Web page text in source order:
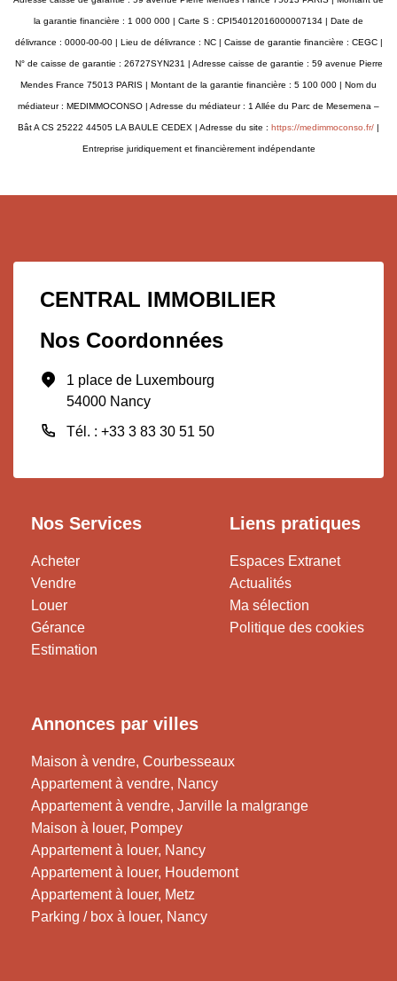
la garantie financière : 1 000 000 | Carte S : CPI54012016000007134 | Date de
délivrance : 0000-00-00 | Lieu de délivrance : NC | Caisse de garantie financière : CEGC |
N° de caisse de garantie : 26727SYN231 | Adresse caisse de garantie : 59 avenue Pierre
Mendes France 75013 PARIS | Montant de la garantie financière : 5 100 000 | Nom du
médiateur : MEDIMMOCONSO | Adresse du médiateur : 1 Allée du Parc de Mesemena –
Bât A CS 25222 44505 LA BAULE CEDEX | Adresse du site : https://medimmoconso.fr/ |
Entreprise juridiquement et financièrement indépendante
CENTRAL IMMOBILIER
Nos Coordonnées
1 place de Luxembourg
54000 Nancy
Tél. : +33 3 83 30 51 50
Nos Services
Acheter
Vendre
Louer
Gérance
Estimation
Liens pratiques
Espaces Extranet
Actualités
Ma sélection
Politique des cookies
Annonces par villes
Maison à vendre, Courbesseaux
Appartement à vendre, Nancy
Appartement à vendre, Jarville la malgrange
Maison à louer, Pompey
Appartement à louer, Nancy
Appartement à louer, Houdemont
Appartement à louer, Metz
Parking / box à louer, Nancy